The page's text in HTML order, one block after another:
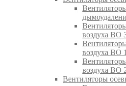
воздуха ВО
воздуха ВО
воздуха ВО
Вентиляторы